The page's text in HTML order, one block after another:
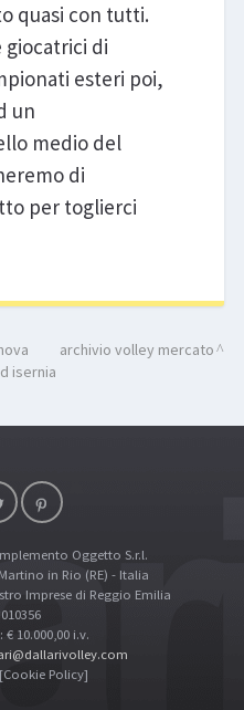
quasi con tutti.
giocatrici di
esteri poi,
un
medio del
di
per toglierci
isernia
archivio volley mercato
Oggetto S.r.l.
in Rio (RE) - Italia
Imprese di Reggio Emilia
10.000,00 i.v.
[Cookie Policy]